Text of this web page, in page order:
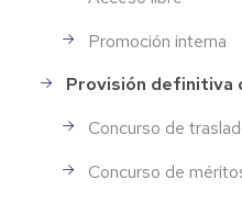
Promoción interna
Provisión definitiva
Concurso de
Concurso de